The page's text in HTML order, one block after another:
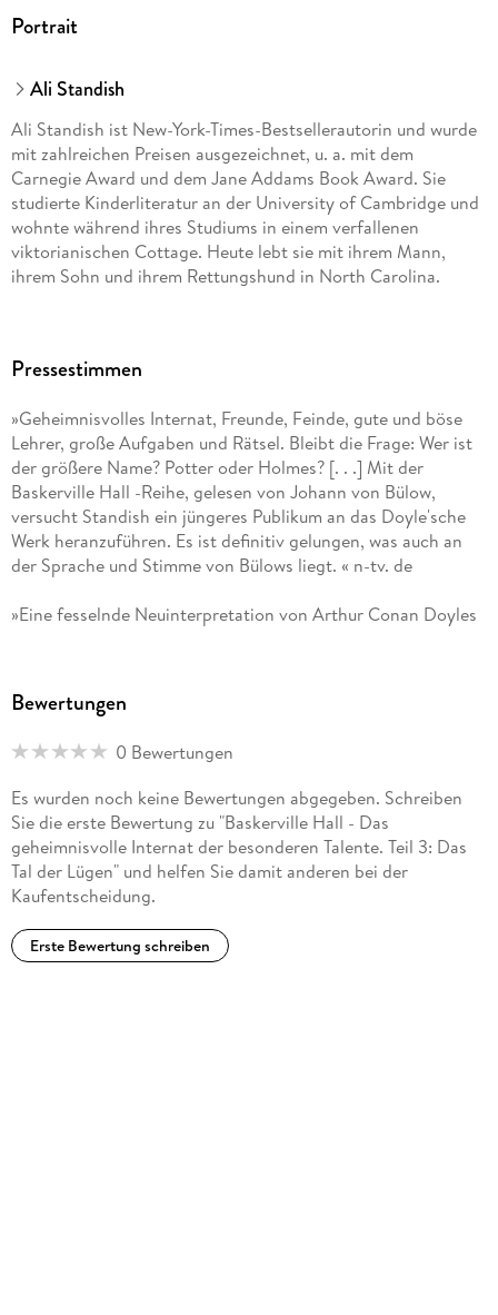
info@der-audio-verlag.de
Portrait
Ali Standish
Ali Standish ist New-York-Times-Bestsellerautorin und wurde
mit zahlreichen Preisen ausgezeichnet, u. a. mit dem
Carnegie Award und dem Jane Addams Book Award. Sie
studierte Kinderliteratur an der University of Cambridge und
wohnte während ihres Studiums in einem verfallenen
viktorianischen Cottage. Heute lebt sie mit ihrem Mann,
ihrem Sohn und ihrem Rettungshund in North Carolina.
Pressestimmen
»Geheimnisvolles Internat, Freunde, Feinde, gute und böse
Lehrer, große Aufgaben und Rätsel. Bleibt die Frage: Wer ist
der größere Name? Potter oder Holmes? [. . .] Mit der
Baskerville Hall -Reihe, gelesen von Johann von Bülow,
versucht Standish ein jüngeres Publikum an das Doyle'sche
Werk heranzuführen. Es ist definitiv gelungen, was auch an
der Sprache und Stimme von Bülows liegt. « n-tv. de
»Eine fesselnde Neuinterpretation von Arthur Conan Doyles
The Conan Doyle Estate
Bewertungen
0 Bewertungen
Es wurden noch keine Bewertungen abgegeben. Schreiben
Sie die erste Bewertung zu "Baskerville Hall - Das
geheimnisvolle Internat der besonderen Talente. Teil 3: Das
Tal der Lügen" und helfen Sie damit anderen bei der
Kaufentscheidung.
Erste Bewertung schreiben